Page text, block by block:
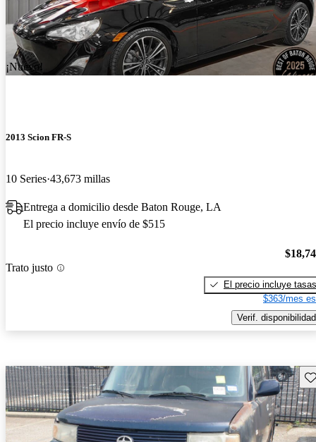
¡Nuevo!
2013 Scion FR-S
10 Series 43,673 millas
Entrega a domicilio desde Baton Rouge, LA
El precio incluye envío de $515
Trato justo
El precio incluye tasas
$363/mes
Verif. disponibilidad